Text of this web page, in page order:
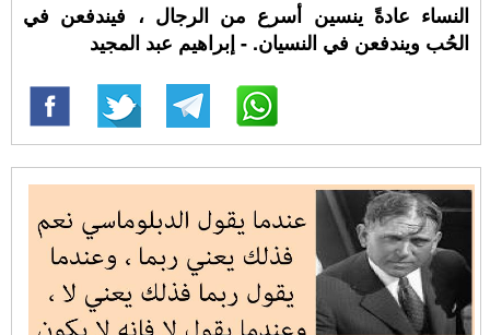
النساء عادةً ينسين أسرع من الرجال ، فيندفعن في
الحُب ويندفعن في النسيان. - إبراهيم عبد المجيد